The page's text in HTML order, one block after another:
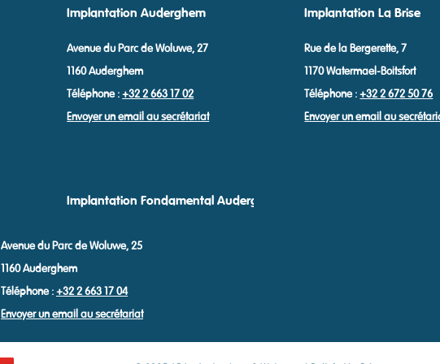
Implantation Auderghem
Implantation Fondamental Auderghem
Avenue du Parc de Woluwe, 27
1160 Auderghem
Téléphone :+32 2 663 17 02
Envoyer un email au secrétariat
Implantation La Brise
Rue de la Bergerette, 7
1170 Watermael-Boitsfort
Téléphone :+32 2 672 50 76
Envoyer un email au
Avenue du Parc de Woluwe, 25
1160 Auderghem
Téléphone :+32 2 663 17 04
Envoyer un email au secrétariat